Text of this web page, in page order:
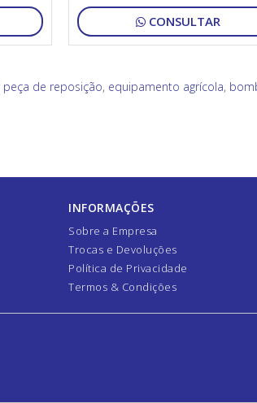
CONSULTAR
peça de reposição, equipamento agrícola,
INFORMAÇÕES
Sobre a Empresa
Trocas e Devoluções
Política de Privacidade
Termos & Condições